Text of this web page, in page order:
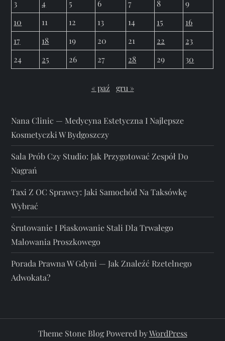
3
4 5 6 7 8
9
10
11 12 13 14 15
16
17
18 19 20 21 22
23
24
25 26 27 28 29 30
« paź gru »
Nana Clinic — Medycyna Estetyczna I Najlepsze
Kosmetyczki W Bydgoszczy
Sala Prób Czy Studio: Jak Przygotować Zespół Do
Nagrań
Taxi Z OC Sprawcy: Jaki Samochód Na Taksówkę
Wybrać
Śrutowanie I Piaskowanie Stali Dla Trwałego
Malowania Proszkowego
Porada Prawna W Gdyni — Jak Znaleźć Rzetelnego
Adwokata?
Theme Stone Blog Powered byWordPress